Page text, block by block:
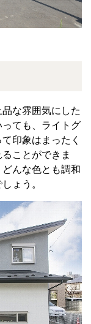
な雰囲気にした
ても、ライトグ
印象はまったく
ことができま
んな色とも調和
ょう。